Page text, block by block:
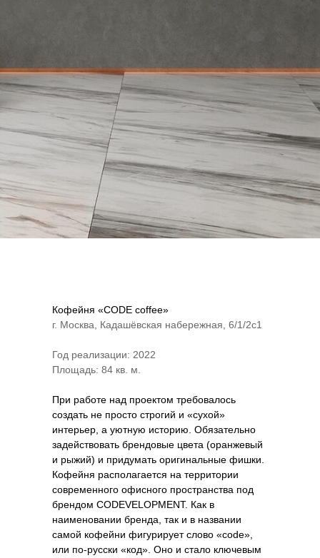
Кофейня «CODE coffee»
г. Москва, Кадашёвская набережная, 6/1/2с1
Год реализации: 2022
Площадь: 84 кв. м.
При работе над проектом требовалось
создать не просто строгий и «сухой»
интерьер, а уютную историю. Обязательно
задействовать брендовые цвета (оранжевый
и рыжий) и придумать оригинальные фишки.
Кофейня располагается на территории
современного офисного пространства под
брендом CODEVELOPMENT. Как в
наименовании бренда, так и в названии
самой кофейни фигурирует слово «code»,
или по-русски «код». Оно и стало ключевым